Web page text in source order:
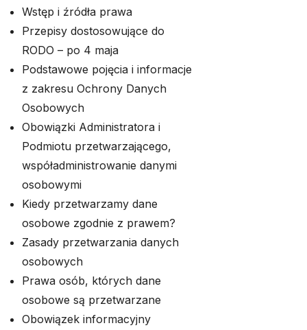
Wstęp i źródła prawa
Przepisy dostosowujące do
RODO – po 4 maja
Podstawowe pojęcia i informacje
z zakresu Ochrony Danych
Osobowych
Obowiązki Administratora i
Podmiotu przetwarzającego,
współadministrowanie danymi
osobowymi
Kiedy przetwarzamy dane
osobowe zgodnie z prawem?
Zasady przetwarzania danych
osobowych
Prawa osób, których dane
osobowe są przetwarzane
Obowiązek informacyjny